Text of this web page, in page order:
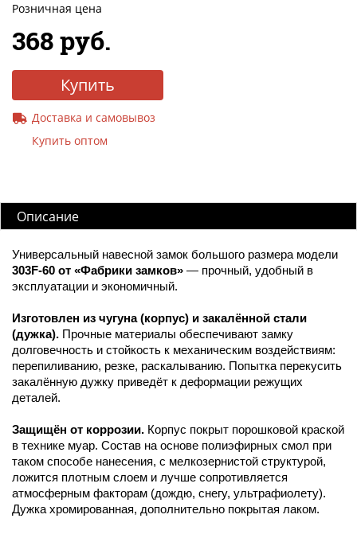
Розничная цена
368 руб.
Купить
Доставка и самовывоз
Купить оптом
Описание
Универсальный навесной замок большого размера модели
303F-60 от «Фабрики замков» — прочный, удобный в
эксплуатации и экономичный.
Изготовлен из чугуна (корпус) и закалённой стали
(дужка). Прочные материалы обеспечивают замку
долговечность и стойкость к механическим воздействиям:
перепиливанию, резке, раскалыванию. Попытка перекусить
закалённую дужку приведёт к деформации режущих
деталей.
Защищён от коррозии. Корпус покрыт порошковой краской
в технике муар. Состав на основе полиэфирных смол при
таком способе нанесения, с мелкозернистой структурой,
ложится плотным слоем и лучше сопротивляется
атмосферным факторам (дождю, снегу, ультрафиолету).
Дужка хромированная, дополнительно покрытая лаком.